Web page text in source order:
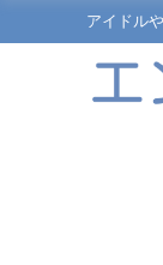
アイドル